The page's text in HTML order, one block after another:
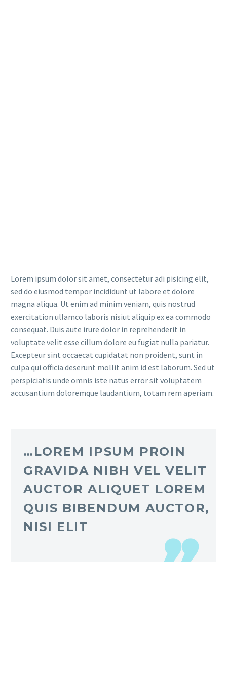
Lorem ipsum dolor sit amet, consectetur adi pisicing elit,
sed do eiusmod tempor incididunt ut labore et dolore
magna aliqua. Ut enim ad minim veniam, quis nostrud
exercitation ullamco laboris nisiut aliquip ex ea commodo
consequat. Duis aute irure dolor in reprehenderit in
voluptate velit esse cillum dolore eu fugiat nulla pariatur.
Excepteur sint occaecat cupidatat non proident, sunt in
culpa qui officia deserunt mollit anim id est laborum. Sed ut
perspiciatis unde omnis iste natus error sit voluptatem
accusantium doloremque laudantium, totam rem aperiam.
…LOREM IPSUM PROIN
GRAVIDA NIBH VEL VELIT
AUCTOR ALIQUET LOREM
QUIS BIBENDUM AUCTOR,
NISI ELIT